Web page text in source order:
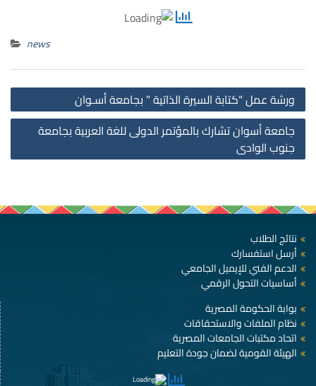
news
ورشة عمل “كتابة السيرة الذاتية ” بجامعة أسـوان
جامعة أسوان تشارك بالمؤتمر الدولى للغة العربية بجامعة
جنوب الوادى
نتائج الطلاب
أرسل استفسارك
الدعم الفني للإيميل الجامعي
أساسيات التحول الرقمي
بوابة الحكومة المصرية
نظام الملفات والاستحقاقات
اتحاد مكتبات الجامعات المصرية
الهيئة القومية لضمان جودة التعليم